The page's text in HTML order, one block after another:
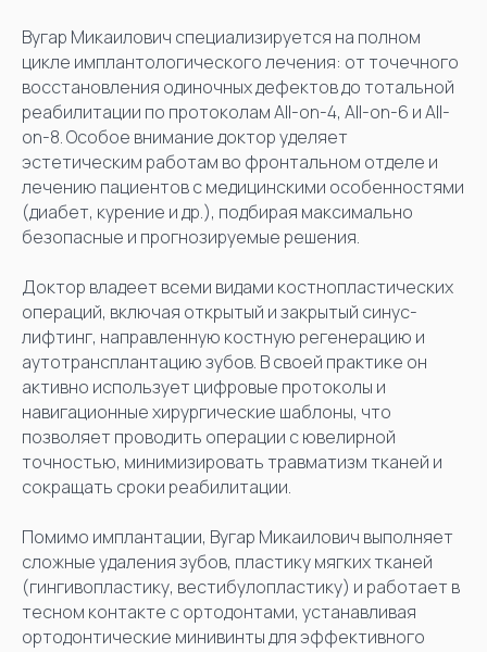
Вугар Микаилович специализируется на полном
цикле имплантологического лечения: от точечного
восстановления одиночных дефектов до тотальной
реабилитации по протоколам All-on-4, All-on-6 и All-
on-8. Особое внимание доктор уделяет
эстетическим работам во фронтальном отделе и
лечению пациентов с медицинскими особенностями
(диабет, курение и др.), подбирая максимально
безопасные и прогнозируемые решения.
Доктор владеет всеми видами костнопластических
операций, включая открытый и закрытый синус-
лифтинг, направленную костную регенерацию и
аутотрансплантацию зубов. В своей практике он
активно использует цифровые протоколы и
навигационные хирургические шаблоны, что
позволяет проводить операции с ювелирной
точностью, минимизировать травматизм тканей и
сокращать сроки реабилитации.
Помимо имплантации, Вугар Микаилович выполняет
сложные удаления зубов, пластику мягких тканей
(гингивопластику, вестибулопластику) и работает в
тесном контакте с ортодонтами, устанавливая
ортодонтические минивинты для эффективного